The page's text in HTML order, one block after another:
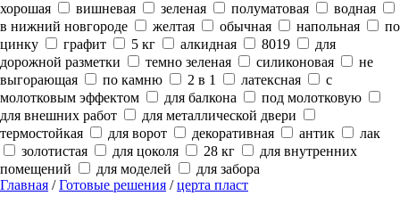
хорошая
вишневая зеленая полуматовая
водная
в нижний новгороде
желтая обычная напольная
по
цинку
графит 5 кг алкидная 8019
для
дорожной разметки
темно зеленая силиконовая
не
выгорающая
по камню 2 в 1 латексная
с
молотковым эффектом
для балкона
под молотковую
для внешних работ
для металлической двери
термостойкая
для ворот декоративная антик
лак
золотистая
для цоколя 28 кг
для внутренних
помещений
для моделей
для забора
Главная /Готовые решения /церта пласт